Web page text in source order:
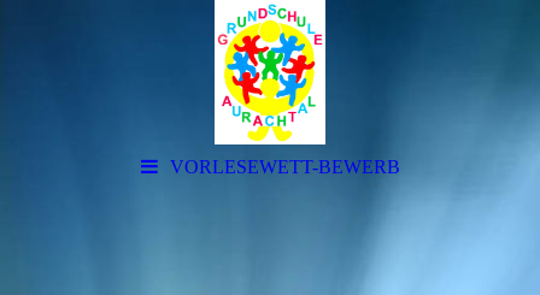
VORLESEWETT-BEWERB